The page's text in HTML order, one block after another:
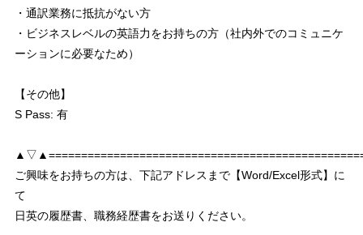
・通訳業務に抵抗がない方
・ビジネスレベルの英語力をお持ちの方（社内外でのコミュニケ
ーションに必要なため）
【その他】
S Pass: 有
ご興味をお持ちの方は、下記アドレスまで【Word/Excel形式】に
て
日英の履歴書、職務経歴書をお送りください。